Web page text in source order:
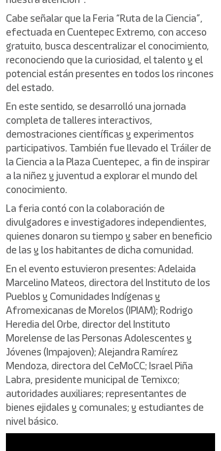
Cabe señalar que la Feria “Ruta de la Ciencia”,
efectuada en Cuentepec Extremo, con acceso
gratuito, busca descentralizar el conocimiento,
reconociendo que la curiosidad, el talento y el
potencial están presentes en todos los rincones
del estado.
En este sentido, se desarrolló una jornada
completa de talleres interactivos,
demostraciones científicas y experimentos
participativos. También fue llevado el Tráiler de
la Ciencia a la Plaza Cuentepec, a fin de inspirar
a la niñez y juventud a explorar el mundo del
conocimiento.
La feria contó con la colaboración de
divulgadores e investigadores independientes,
quienes donaron su tiempo y saber en beneficio
de las y los habitantes de dicha comunidad.
En el evento estuvieron presentes: Adelaida
Marcelino Mateos, directora del Instituto de los
Pueblos y Comunidades Indígenas y
Afromexicanas de Morelos (IPIAM); Rodrigo
Heredia del Orbe, director del Instituto
Morelense de las Personas Adolescentes y
Jóvenes (Impajoven); Alejandra Ramírez
Mendoza, directora del CeMoCC; Israel Piña
Labra, presidente municipal de Temixco;
autoridades auxiliares; representantes de
bienes ejidales y comunales; y estudiantes de
nivel básico.